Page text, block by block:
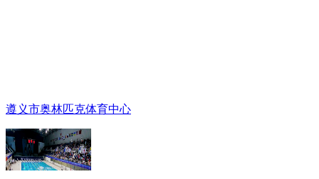
遵义市奥林匹克体育中心